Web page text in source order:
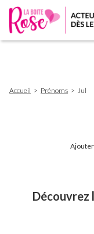
d'Ariane
Accueil Prénoms Jul
Ajouter
Découvrez